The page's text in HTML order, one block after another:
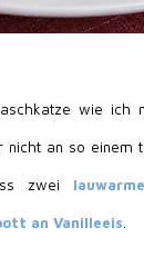
wie ich
an so einem
zwei
an Vanilleeis.